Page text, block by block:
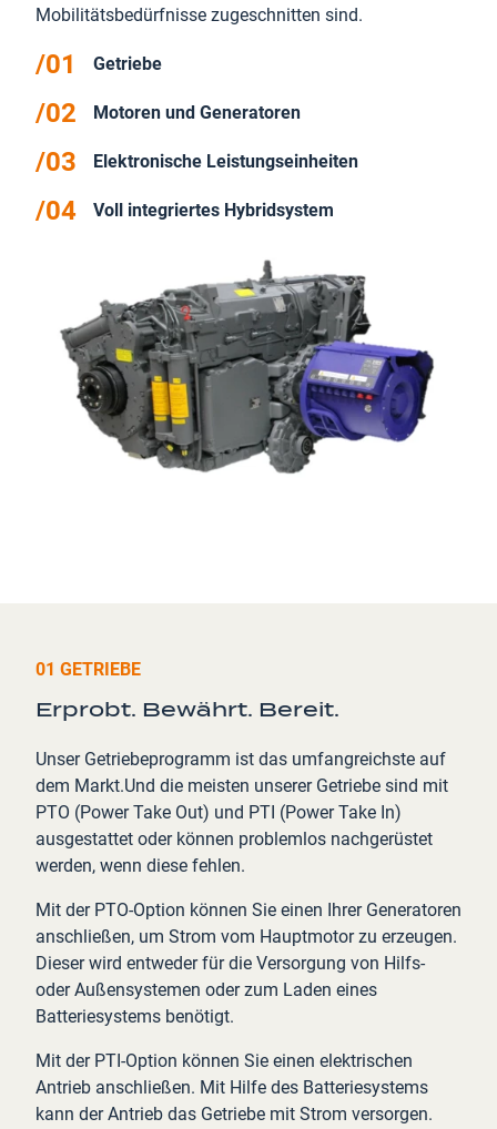
Mobilitätsbedürfnisse zugeschnitten sind.
Getriebe
Motoren und Generatoren
Elektronische Leistungseinheiten
Voll integriertes Hybridsystem
01 GETRIEBE
Erprobt. Bewährt. Bereit.
Unser Getriebeprogramm ist das umfangreichste auf
dem Markt.Und die meisten unserer Getriebe sind mit
PTO (Power Take Out) und PTI (Power Take In)
ausgestattet oder können problemlos nachgerüstet
werden, wenn diese fehlen.
Mit der PTO-Option können Sie einen Ihrer Generatoren
anschließen, um Strom vom Hauptmotor zu erzeugen.
Dieser wird entweder für die Versorgung von Hilfs-
oder Außensystemen oder zum Laden eines
Batteriesystems benötigt.
Mit der PTI-Option können Sie einen elektrischen
Antrieb anschließen. Mit Hilfe des Batteriesystems
kann der Antrieb das Getriebe mit Strom versorgen.